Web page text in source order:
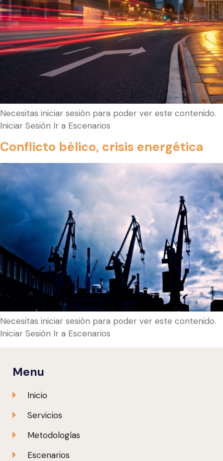
Necesitas iniciar sesión para poder ver este contenido.
Iniciar Sesión Ir a Escenarios
Conflicto bélico, crisis energética
Necesitas iniciar sesión para poder ver este contenido.
Iniciar Sesión Ir a Escenarios
Menu
Inicio
Servicios
Metodologías
Escenarios